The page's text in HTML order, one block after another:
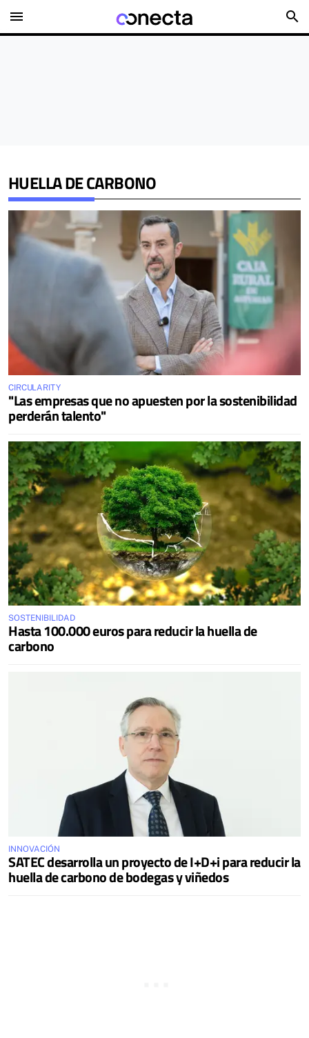
menu search
HUELLA DE CARBONO
CIRCULARITY
"Las empresas que no apuesten por la sostenibilidad
perderán talento"
SOSTENIBILIDAD
Hasta 100.000 euros para reducir la huella de
carbono
INNOVACIÓN
SATEC desarrolla un proyecto de I+D+i para reducir la
huella de carbono de bodegas y viñedos